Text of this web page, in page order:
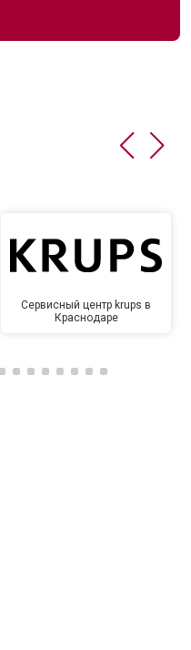
Сервисный центр krups в
Краснодаре